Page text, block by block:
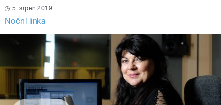
5. srpen 2019
Noční linka